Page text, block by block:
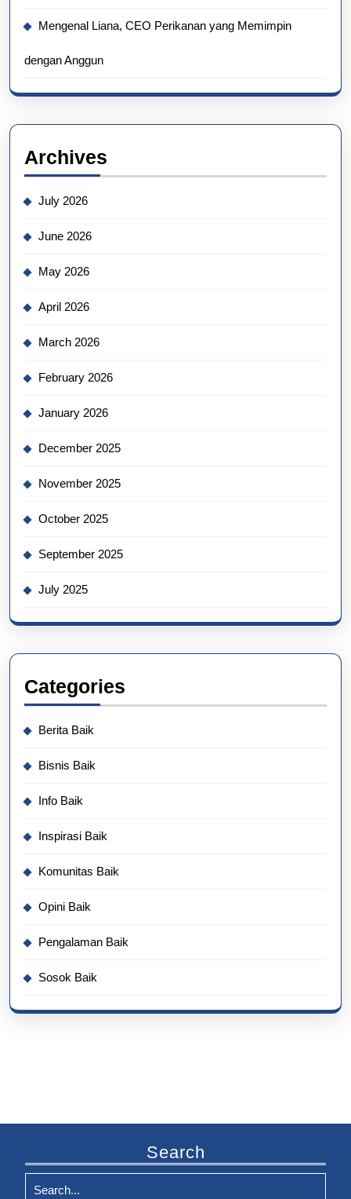
Mengenal Liana, CEO Perikanan yang Memimpin
dengan Anggun
Archives
July 2026
June 2026
May 2026
April 2026
March 2026
February 2026
January 2026
December 2025
November 2025
October 2025
September 2025
July 2025
Categories
Berita Baik
Bisnis Baik
Info Baik
Inspirasi Baik
Komunitas Baik
Opini Baik
Pengalaman Baik
Sosok Baik
Search